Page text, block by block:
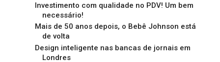
Investimento com qualidade no PDV! Um bem
necessário!
Mais de 50 anos depois, o Bebê Johnson está
de volta
Design inteligente nas bancas de jornais em
Londres